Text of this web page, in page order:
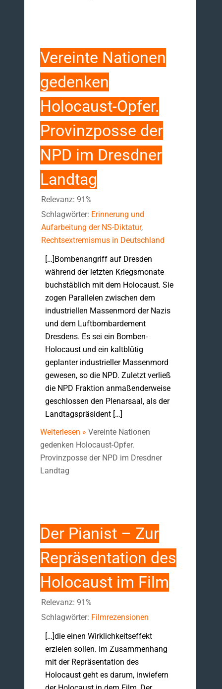
Vereinte Nationen
gedenken
Holocaust-Opfer.
Provinzposse der
NPD im Dresdner
Landtag
Relevanz: 91%
Schlagwörter: Erinnerung und
Aufarbeitung der NS-Diktatur,
Rechtsextremismus in Deutschland
[…]Bombenangriff auf Dresden
während der letzten Kriegsmonate
buchstäblich mit dem Holocaust. Sie
zogen Parallelen zwischen dem
industriellen Massenmord der Nazis
und dem Luftbombardement
Dresdens. Es sei ein Bomben-
Holocaust und ein kaltblütig
geplanter industrieller Massenmord
gewesen, so die NPD. Zuletzt verließ
die NPD Fraktion anmaßenderweise
geschlossen den Plenarsaal, als der
Landtagspräsident […]
Weiterlesen » Vereinte Nationen
gedenken Holocaust-Opfer.
Provinzposse der NPD im Dresdner
Landtag
Der Pianist – Zur
Repräsentation des
Holocaust im Film
Relevanz: 91%
Schlagwörter: Filmrezensionen
[…]die einen Wirklichkeitseffekt
erzielen sollen. Im Zusammenhang
mit der Repräsentation des
Holocaust geht es darum, inwiefern